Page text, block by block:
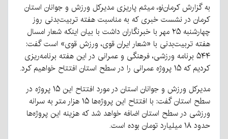
به گزارش کرمان‌نو، میثم پاریزی مدیرکل ورزش و جوانان استان
کرمان در نشست خبری که به مناسبت هفته تربیت‌بدنی روز
چهارشنبه ۲۵ مهر با خبرنگاران داشت با بیان اینکه شعار امسال
هفته تربیت‌بدنی با «شعار ایران قوی، ورزش قوی» است گفت:
۵۴۴ برنامه ورزشی، فرهنگی و عمرانی در این هفته برنامه‌ریزی
کردیم که ۱۵ پروژه عمرانی را در سطح استان افتتاح خواهیم کرد.
مدیرکل ورزش و جوانان استان در مورد افتتاح این ۱۵ پروژه در
سطح استان گفت: با افتتاح این پروژه‌ها ۱۵ هزار متر به سرانه
ورزشی در سطح استان اضافه خواهد شد که هزینه این پروژه‌ها
حدود ۱۸ میلیارد تومان بوده است.